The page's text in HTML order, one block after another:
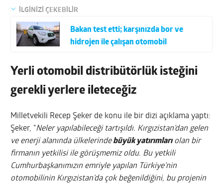
İLGİNİZİ ÇEKEBİLİR
Bakan test etti; karşınızda bor ve
hidrojen ile çalışan otomobil
Yerli otomobil distribütörlük isteğini
gerekli yerlere ileteceğiz
Milletvekili Recep Şeker de konu ile bir dizi açıklama yaptı:
Şeker, “Neler yapılabileceği tartışıldı. Kırgızistan’dan gelen
ve enerji alanında ülkelerindebüyük yatırımlarıolan bir
firmanın yetkilisi ile görüşmemiz oldu. Bu yetkili
Cumhurbaşkanımızın emriyle yapılan Türkiye’nin
otomobilinin Kırgızistan’da çok beğenildiğini, bu projenin